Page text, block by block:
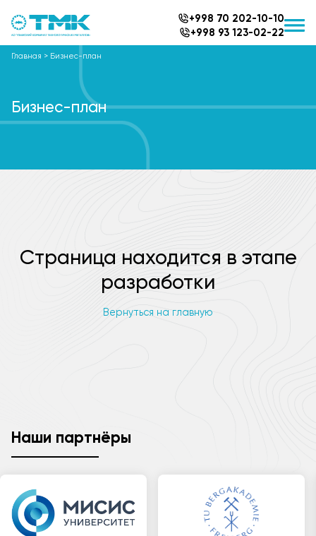
+998 70 202-10-10
+998 93 123-02-22
Главная > Бизнес-план
Бизнес-план
Страница находится в этапе
разработки
Вернуться на главную
Наши партнёры